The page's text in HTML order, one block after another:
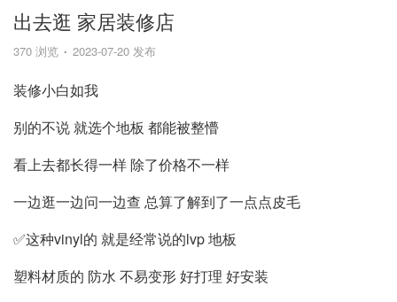
出去逛 家居装修店
370 浏览 2023-07-20 发布
装修小白如我
别的不说 就选个地板 都能被整懵
看上去都长得一样 除了价格不一样
一边逛一边问一边查 总算了解到了一点点皮毛
✅这种vinyl的 就是经常说的lvp 地板
塑料材质的 防水 不易变形 好打理 好安装